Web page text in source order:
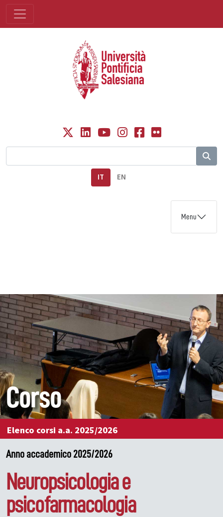
IT EN
Menu
Corso
Elenco corsi a.a. 2025/2026
Anno accademico 2025/2026
Neuropsicologia e
psicofarmacologia